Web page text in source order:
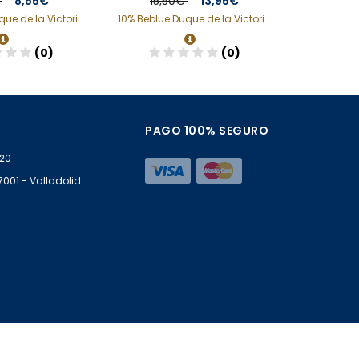
de la Victori...
(0)
10% Beblue Duque de la Victori...
(0)
- Valladolid
PAGO 100% SEGURO